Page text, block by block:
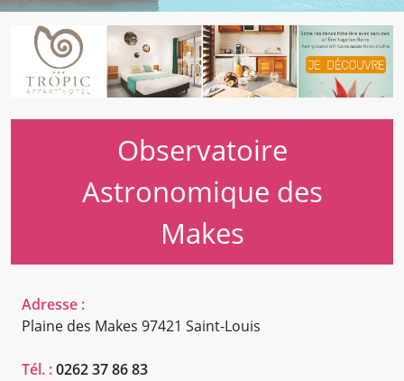
Observatoire
Astronomique des
Makes
Adresse :
Plaine des Makes 97421 Saint-Louis
Tél. :0262 37 86 83